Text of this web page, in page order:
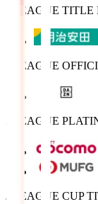
J.LEAGUE TITLE
J.LEAGUE
J.LEAGUE
J.LEAGUE CUP